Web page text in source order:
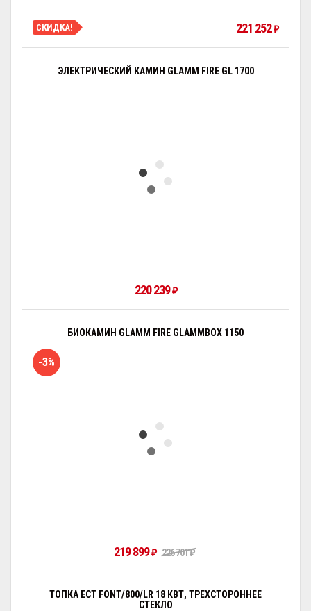
СКИДКА! 221 252 ₽
ЭЛЕКТРИЧЕСКИЙ КАМИН GLAMM FIRE GL 1700
220 239 ₽
БИОКАМИН GLAMM FIRE GLAMMBOX 1150
-3%
219 899 ₽ 226 701₽
ТОПКА ECT FONT/800/LR 18 КВТ, ТРЕХСТОРОННЕЕ
СТЕКЛО